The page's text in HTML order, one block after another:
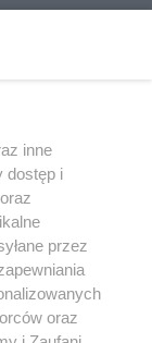
i
sposób (w
polu
w
użycie lub
prawa,
kary i może być
inne
dostęp i
przez
oraz